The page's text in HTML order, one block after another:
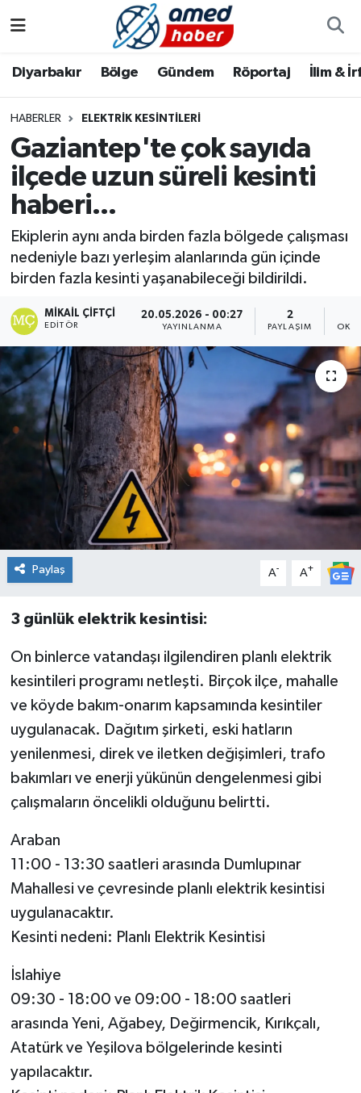
Diyarbakır Bölge Gündem Röportaj İlim &
HABERLER ELEKTRIK KESINTILERI
Gaziantep'te çok sayıda
ilçede uzun süreli kesinti
haberi...
Ekiplerin aynı anda birden fazla bölgede çalışması
nedeniyle bazı yerleşim alanlarında gün içinde
birden fazla kesinti yaşanabileceği bildirildi.
MIKAIL ÇIFTÇI
EDITÖR
20.05.2026 - 00:27
YAYINLANMA
2
PAYLAŞIM
Paylaş A- A+
3 günlük elektrik kesintisi:
On binlerce vatandaşı ilgilendiren planlı elektrik
kesintileri programı netleşti. Birçok ilçe, mahalle
ve köyde bakım-onarım kapsamında kesintiler
uygulanacak. Dağıtım şirketi, eski hatların
yenilenmesi, direk ve iletken değişimleri, trafo
bakımları ve enerji yükünün dengelenmesi gibi
çalışmaların öncelikli olduğunu belirtti.
Araban
11:00 - 13:30 saatleri arasında Dumlupınar
Mahallesi ve çevresinde planlı elektrik kesintisi
uygulanacaktır.
Kesinti nedeni: Planlı Elektrik Kesintisi
İslahiye
09:30 - 18:00 ve 09:00 - 18:00 saatleri
arasında Yeni, Ağabey, Değirmencik, Kırıkçalı,
Atatürk ve Yeşilova bölgelerinde kesinti
yapılacaktır.
Bölge
Röportaj
Foto Galeri
Aile
Asayiş
Bilim & Teknoloji
Dünya
Eğitim
Ekonomi
Genel
Güncel
Gündem
İlim & İrfan
Kültür & Sanat
Sağlık & Yaşam
Spor
Yaşam
Diyarbakır Hava Durumu
Diyarbakır Namaz Vakitleri
Diyarbakır Trafik Yoğunluk Haritası
Tüm Manşetler
Son Dakika Haberleri
Haber Arşivi